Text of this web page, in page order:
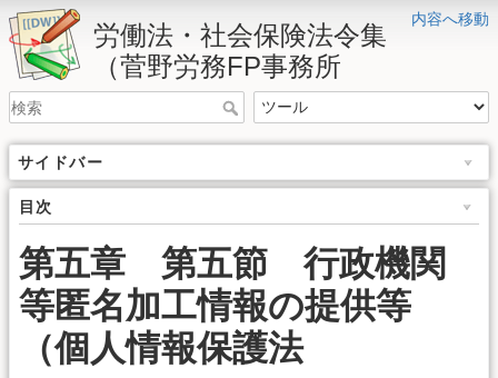
内容へ移動
労働法・社会保険法令集
（菅野労務FP事務所
サイドバー
目次
第五章 第五節 行政機関
等匿名加工情報の提供等
（個人情報保護法